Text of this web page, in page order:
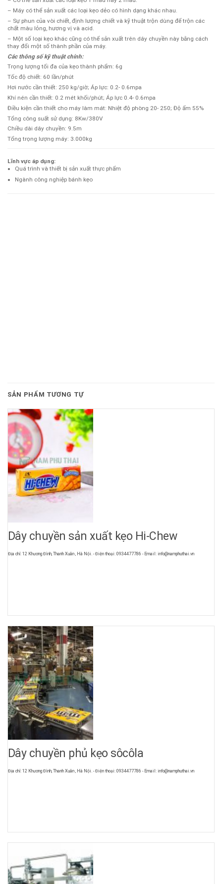
– Máy có thể sản xuất các loại kẹo dẻo có hình dạng khác nhau.
– Sự phun của vòi chiết, định lượng chiết và kỹ thuật trộn dùng để trộn các
chất màu lỏng, hương vị và acid.
– Một số loại kẹo khác cũng có thể sản xuất trên dây chuyền này bằng cách
thay đổi một số thành phần của máy.
Các thông số kỹ thuật chính:
Trọng lượng tối đa của kẹo thành phẩm: 6g
Tốc độ chiết: 60 lần/phút
Hơi nước cần thiết: 250 kg/giờ; Áp lực: 0.2- 0.6mpa
Khí nén cần thiết: 0.2 mét khối/phút; Áp lực 0.4- 0.6mpa
Điều kiện cần thiết cho máy làm mát: Nhiệt độ phòng 20- 250; Độ ẩm 55%
Tổng công suất sử dụng: 8Kw/380V
Chiều dài dây chuyền: 9.5m
Tổng trọng lượng máy: 3.000kg
Lĩnh vực áp dụng:
Quá trình và thiết bị sản xuất thực phẩm
Ngành công nghiệp bánh kẹo
SẢN PHẨM TƯƠNG TỰ
Dây chuyền sản xuất kẹo Hi-Chew
Địa chỉ: 12 Khương Đình, Thanh Xuân , Hà Nội. - Điện thoại: 0934477786 - Email: info@namphuthai.vn
Dây chuyền phủ kẹo sôcôla
Địa chỉ: 12 Khương Đình, Thanh Xuân , Hà Nội. - Điện thoại: 0934477786 - Email: info@namphuthai.vn